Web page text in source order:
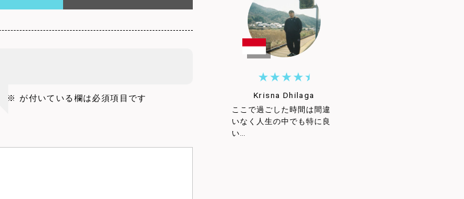
※ が付いている欄は必須項目です Krisna Dhilaga
ここで過ごした時間は間違
いなく人生の中でも特に良
い…